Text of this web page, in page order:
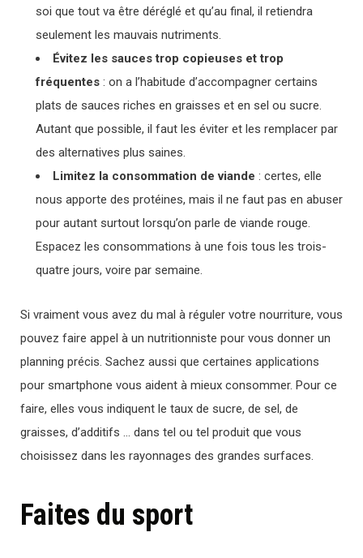
soi que tout va être déréglé et qu’au final, il retiendra
seulement les mauvais nutriments.
Évitez les sauces trop copieuses et trop
fréquentes : on a l’habitude d’accompagner certains
plats de sauces riches en graisses et en sel ou sucre.
Autant que possible, il faut les éviter et les remplacer par
des alternatives plus saines.
Limitez la consommation de viande : certes, elle
nous apporte des protéines, mais il ne faut pas en abuser
pour autant surtout lorsqu’on parle de viande rouge.
Espacez les consommations à une fois tous les trois-
quatre jours, voire par semaine.
Si vraiment vous avez du mal à réguler votre nourriture, vous
pouvez faire appel à un nutritionniste pour vous donner un
planning précis. Sachez aussi que certaines applications
pour smartphone vous aident à mieux consommer. Pour ce
faire, elles vous indiquent le taux de sucre, de sel, de
graisses, d’additifs … dans tel ou tel produit que vous
choisissez dans les rayonnages des grandes surfaces.
Faites du sport